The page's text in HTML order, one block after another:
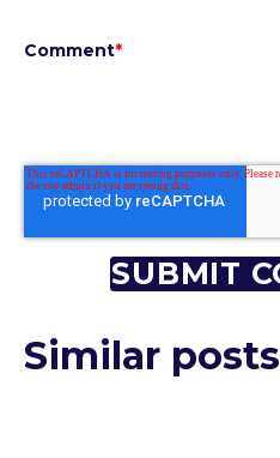
Comment*
Similar posts